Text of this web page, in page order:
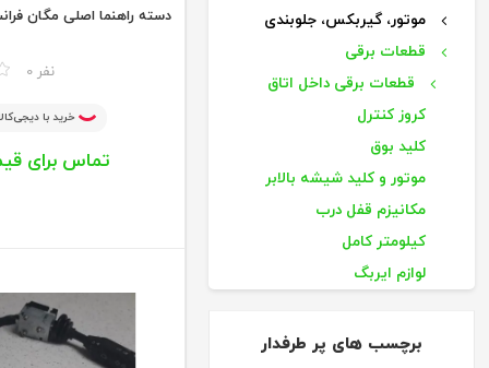
دسته راهنما اصلی مگان
0 نفر
خرید با
تماس برای
موتور، گیربکس، جلوبندی
قطعات برقی
قطعات برقی داخل اتاق
کروز کنترل
کلید بوق
موتور و کلید شیشه بالابر
مکانیزم قفل درب
کیلومتر کامل
لوازم ایربگ
دسته ، سنسور و رله راهنما
برچسب های پر طرفدار